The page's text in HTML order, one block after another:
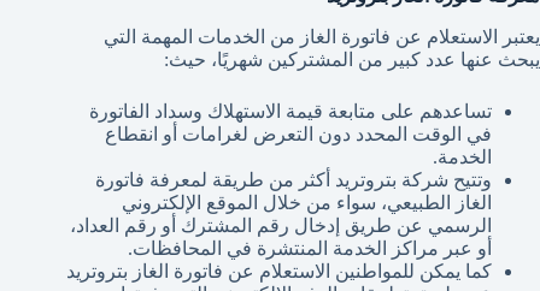
يعتبر الاستعلام عن فاتورة الغاز من الخدمات المهمة التي
يبحث عنها عدد كبير من المشتركين شهريًا، حيث:
تساعدهم على متابعة قيمة الاستهلاك وسداد الفاتورة
في الوقت المحدد دون التعرض لغرامات أو انقطاع
الخدمة.
وتتيح شركة بتروتريد أكثر من طريقة لمعرفة فاتورة
الغاز الطبيعي، سواء من خلال الموقع الإلكتروني
الرسمي عن طريق إدخال رقم المشترك أو رقم العداد،
أو عبر مراكز الخدمة المنتشرة في المحافظات.
كما يمكن للمواطنين الاستعلام عن فاتورة الغاز بتروتريد